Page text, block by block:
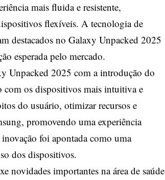
mais fluida e resistente,
flexíveis. A tecnologia de
destacados no Galaxy Unpacked 2025
esperada pelo mercado.
Unpacked 2025 com a introdução do
com os dispositivos mais intuitiva e
do usuário, otimizar recursos e
promovendo uma experiência
foi apontada como uma
dos dispositivos.
novidades importantes na área de saúde